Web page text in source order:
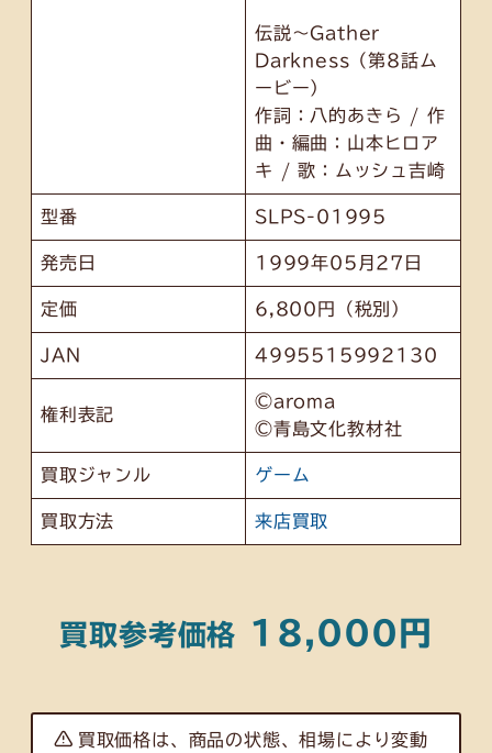
伝説～Gather
Darkness（第8話ム
ービー）
作詞：八的あきら / 作
曲・編曲：山本ヒロア
キ / 歌：ムッシュ吉崎
型番 SLPS-01995
発売日 1999年05月27日
定価 6,800円（税別）
JAN 4995515992130
権利表記
©aroma
©青島文化教材社
買取ジャンル ゲーム
買取方法 来店買取
買取参考価格 18,000円
買取価格は、商品の状態、相場により変動